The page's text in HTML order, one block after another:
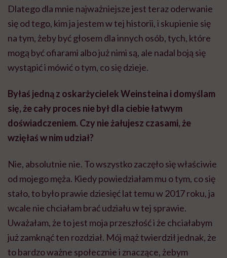
Dlatego dla mnie najważniejsze jest teraz oderwanie
się od tego, kim ja jestem w tej historii, i skupienie się
na tym, żeby być głosem dla innych osób, tych, które
mogą być ofiarami albo już nimi są, ale nadal boją się
wystąpić i mówić o tym, co się dzieje.
Byłaś jedną z oskarżycielek Weinsteina i domyślam
się, że cały proces nie był dla ciebie łatwym
doświadczeniem. Czy nie żałujesz czasami, że
wzięłaś w nim udział?
Nie, absolutnie nie. To wszystko zaczęło się właściwie
od mojego męża. Kiedy powiedziałam mu o tym, co się
stało, to było prawie dziesięć lat temu w 2017 roku, ja
wcale nie chciałam brać udziału w tej sprawie.
Uważałam, że to jest moja przeszłość i że chciałabym
już zamknąć ten rozdział. Mój mąż twierdził jednak, że
to bardzo ważne społecznie i znaczące, żebym